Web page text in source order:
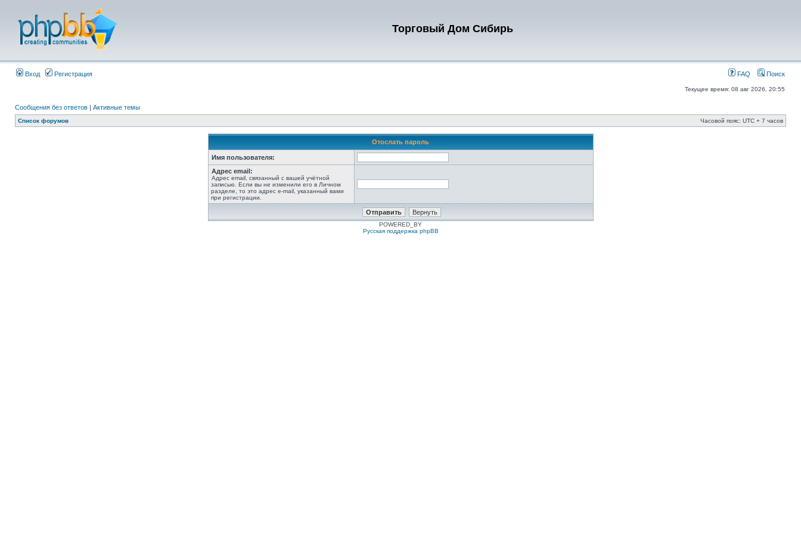
Торговый Дом Сибирь
Вход Регистрация FAQ Поиск
Текущее время: 08 авг 2026, 20:55
Сообщения без ответов | Активные темы
Список форумов Часовой пояс: UTC + 7 часов
Отослать пароль
Имя пользователя:
Адрес email:
Адрес email, связанный с вашей учётной
записью. Если вы не изменили его в Личном
разделе, то это адрес e-mail, указанный вами
при регистрации.
POWERED_BY
Русская поддержка phpBB